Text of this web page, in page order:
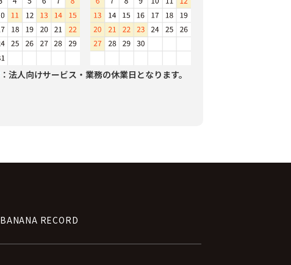
：法人向けサービス・業務の休業日となります。
BANANA RECORD